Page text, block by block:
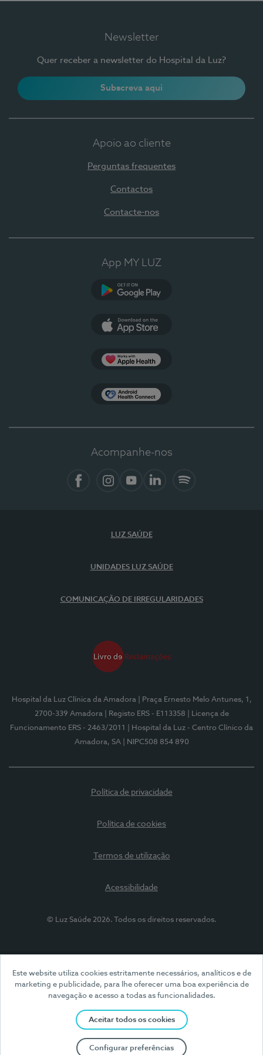
Este website utiliza cookies estritamente necessários, analíticos e de
marketing e publicidade, para lhe oferecer uma boa experiência de
navegação e acesso a todas as funcionalidades.
Aceitar todos os cookies
Configurar preferências
Newsletter
Quer receber a newsletter do Hospital da Luz?
Subscreva aqui
Apoio ao cliente
Perguntas frequentes
Contactos
Contacte-nos
App MY LUZ
Acompanhe-nos
LUZ SAÚDE
UNIDADES LUZ SAÚDE
COMUNICAÇÃO DE IRREGULARIDADES
Hospital da Luz Clínica da Amadora
| Praça Ernesto Melo Antunes, 1,
2700-339 Amadora
| Registo ERS - E113358
| Licença de
Funcionamento ERS - 2463/2011
| Hospital da Luz - Centro Clínico da
Amadora, SA
| NIPC508 854 890
Política de privacidade
Política de cookies
Termos de utilização
Acessibilidade
© Luz Saúde 2026. Todos os direitos reservados.